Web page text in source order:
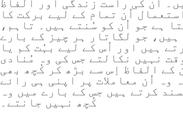
اُن کی راست زندگی اور الفاظ
اُن تمام کے لیے برکت کا
ہے جو اُن کو سُنتے ہیں۔ تاہم،
ہیں، جو لگاتار ہر چیز کے بارے
ہیں اور اُس کے لیے بہُت کم یا
نہیں نکالتے جس کی وہ مُنادی
کے الفاظ اِس سے بڑھ کر کُچھ بھی
وہ اُن معاملات پر اپنی ہی رائے
کرتے ہیں جس کے بارے میں وہ
کُچھ نہیں جانتے۔